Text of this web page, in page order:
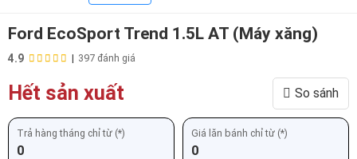
Ford EcoSport Trend 1.5L AT (Máy xăng)
4.9 | 397 đánh giá
Hết sản xuất So sánh
Trả hàng tháng chỉ từ (*)
0
Giá lăn bánh chỉ từ (*)
0